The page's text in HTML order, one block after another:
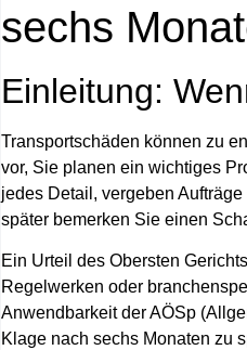
sechs
Einleitung:
Transportschäden können zu
vor, Sie planen ein wichtiges
jedes Detail, vergeben
später bemerken Sie einen
Ein Urteil des Obersten
Regelwerken oder
Anwendbarkeit der AÖSp
Klage nach sechs Monaten zu